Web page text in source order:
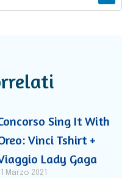
Sing It With
Vinci Tshirt +
Lady Gaga
11 Marzo 2021